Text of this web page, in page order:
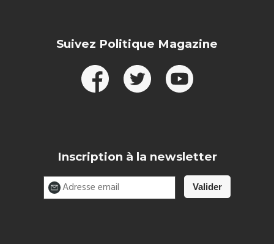
Suivez Politique Magazine
Inscription à la newsletter